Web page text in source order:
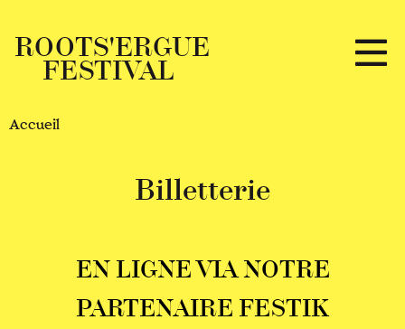
ROOTS'ERGUE
FESTIVAL
Programmation 2024
Partenaires
Accueil
Billetterie
EN LIGNE VIA NOTRE
PARTENAIRE FESTIK